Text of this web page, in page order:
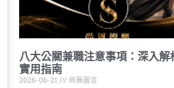
八大公關兼職注意事項：深入解
實用指南
2026-06-21
尚無留言